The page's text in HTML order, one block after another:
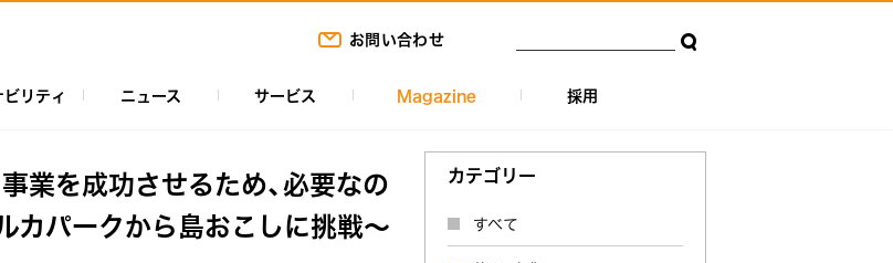
お問い合わせ
リティ ニュース サービス Magazine 採用
を成功させるため、必要なの
カパークから島おこしに挑戦～
カテゴリー
すべて